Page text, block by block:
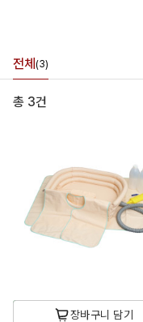
전체 (3)
총 3건
장바구니 담기